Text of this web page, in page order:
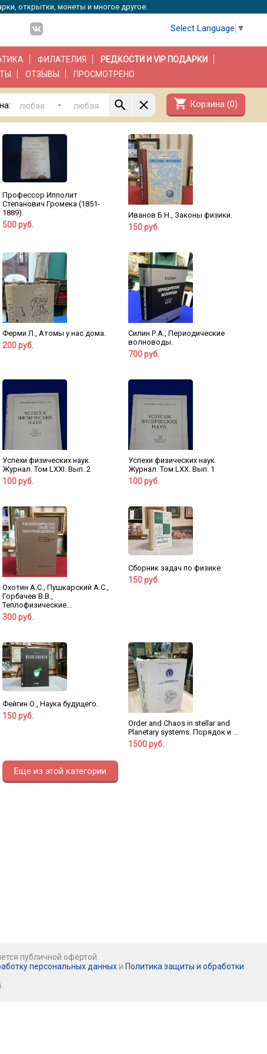
открытки, монеты и многое другое.
Select Language ▼
ФИЛАТЕЛИЯ
РЕДКОСТИ И VIP ПОДАРКИ
ОТЗЫВЫ ПРОСМОТРЕНО
- shopping_cart Корзина (0)
Профессор Ипполит
Степанович Громека (1851-
1889).
500 руб.
Иванов Б.Н., Законы физики.
150 руб.
Ферми Л., Атомы у нас дома.
200 руб.
Силин Р.А., Периодические
волноводы.
700 руб.
Успехи физических наук.
Журнал. Том LXXI. Вып. 2
100 руб.
Успехи физических наук.
Журнал. Том LXX. Вып. 1
100 руб.
Охотин А.С., Пушкарский А.С.,
Горбачев В.В.,
Теплофизические...
300 руб.
Сборник задач по физике
150 руб.
Фейгин О., Наука будущего.
150 руб.
Order and Chaos in stellar and
Planetary systems. Порядок и ...
1500 руб.
Еще из этой категории
публичной офертой.
персональных данныхи Политика защиты и обработки